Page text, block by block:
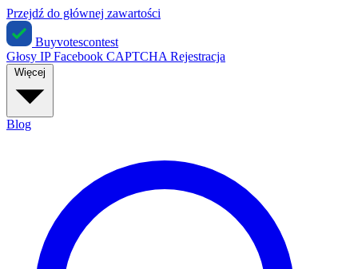
Przejdź do głównej zawartości
Buyvotescontest
Głosy IPFacebook CAPTCHA Rejestracja
Blog